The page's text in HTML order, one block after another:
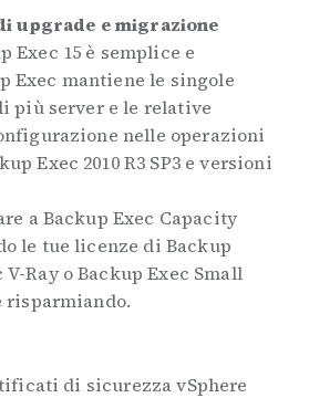
upgrade e migrazione
Exec 15 è semplice e
Exec mantiene le singole
più server e le relative
nelle operazioni
Exec 2010 R3 SP3 e versioni
a Backup Exec Capacity
le tue licenze di Backup
Ray o Backup Exec Small
risparmiando.
di sicurezza vSphere